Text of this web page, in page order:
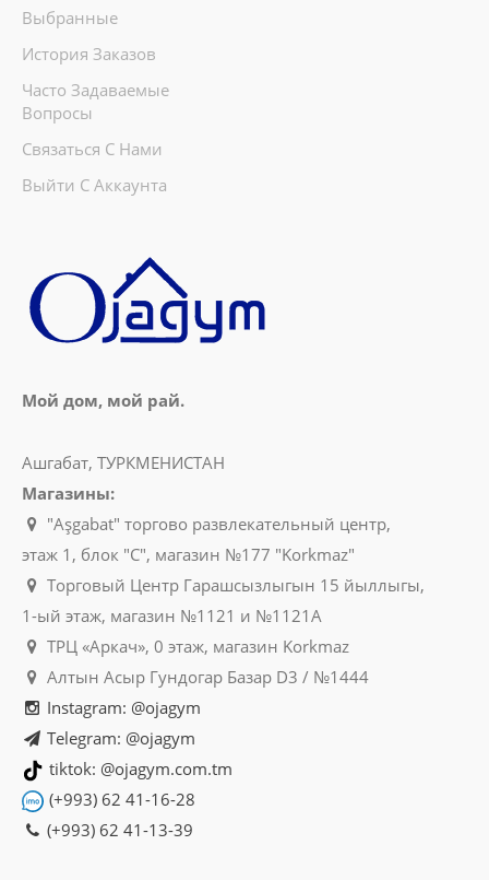
Выбранные
История Заказов
Часто Задаваемые
Вопросы
Связаться С Нами
Выйти С Аккаунта
Мой дом, мой рай.
Ашгабат, ТУРКМЕНИСТАН
Магазины:
"Aşgabat" торгово развлекательный центр,
этаж 1, блок "C", магазин №177 "Korkmaz"
Торговый Центр Гарашсызлыгын 15 йыллыгы,
1-ый этаж, магазин №1121 и №1121A
ТРЦ «Аркач», 0 этаж, магазин Korkmaz
Алтын Асыр Гундогар Базар D3 / №1444
Instagram: @ojagym
Telegram: @ojagym
tiktok: @ojagym.com.tm
(+993) 62 41-16-28
(+993) 62 41-13-39